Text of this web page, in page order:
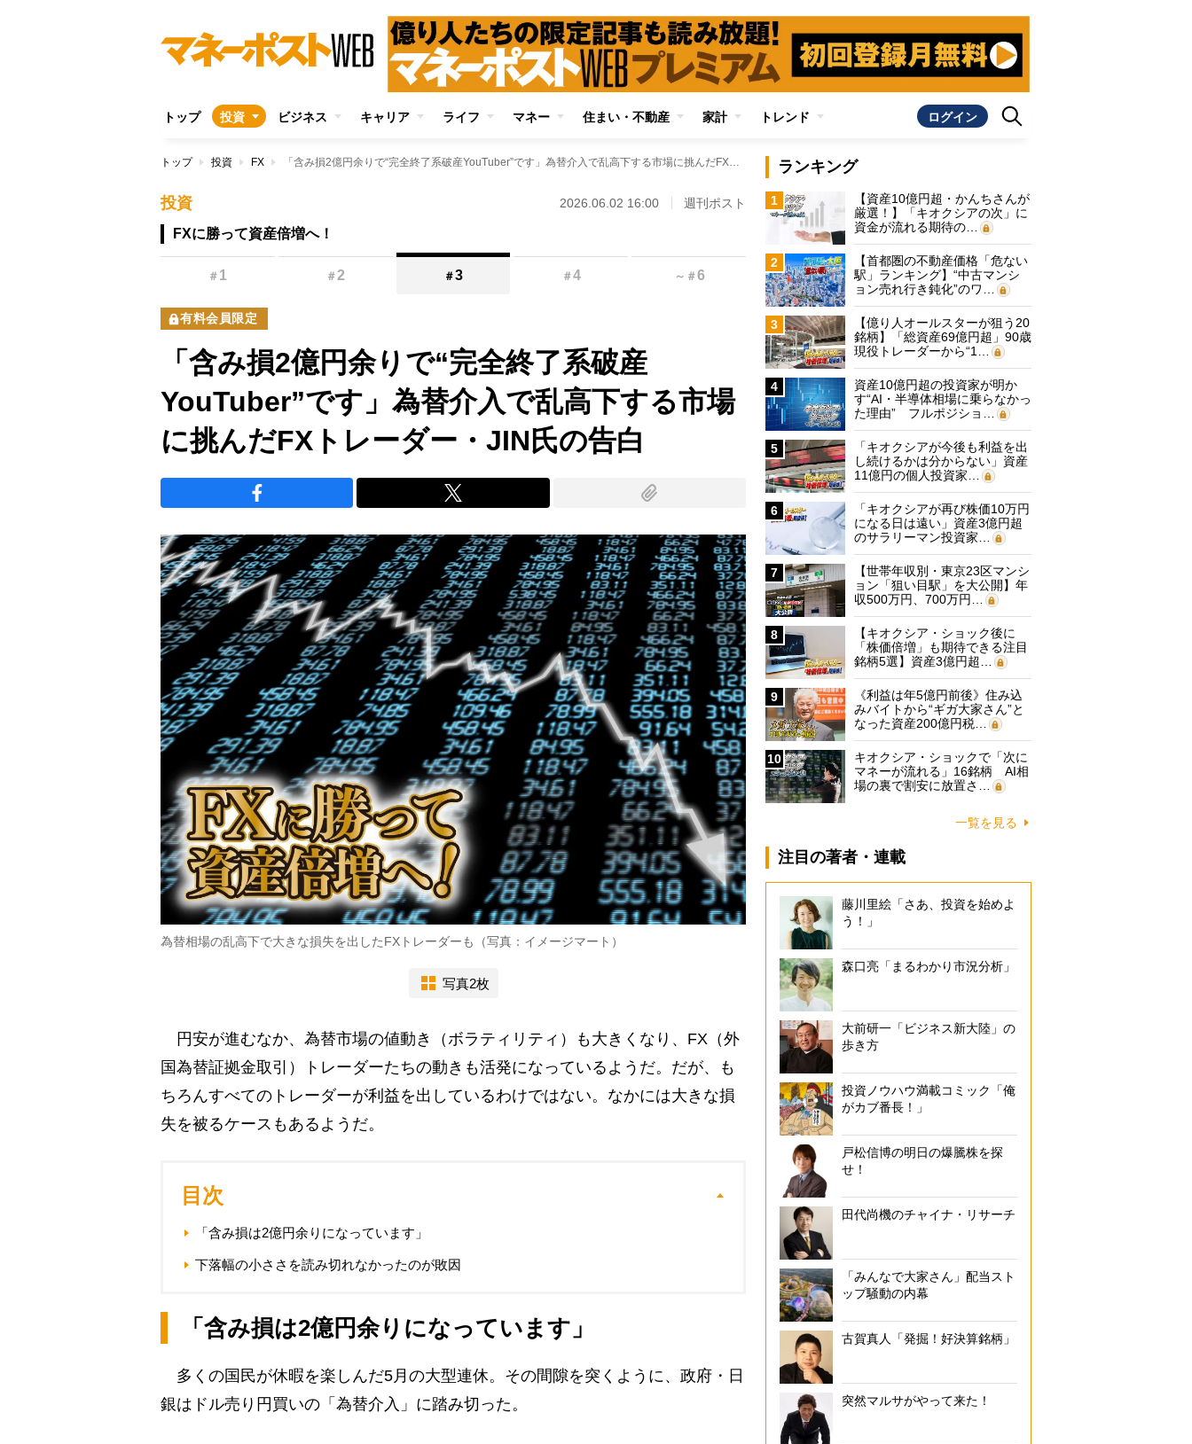
トップ 投資 ビジネス キャリア ライフ マネー 住まい・不動産 家計 トレンド ログイン
トップ 投資 FX 「含み損2億円余りで“完全終了系破産YouTuber”です」為替介入で乱高下する市場に挑んだFXトレーダー・JIN氏の告白
投資 2026.06.02 16:00 週刊ポスト
FXに勝って資産倍増へ！
＃ 1 ＃2 ＃3 ＃4 ～ ＃6
有料会員限定
「含み損2億円余りで“完全終了系破産
YouTuber”です」為替介入で乱高下する市場
に挑んだFXトレーダー・JIN氏の告白
為替相場の乱高下で大きな損失を出したFXトレーダーも（写真：イメージマート）
写真2枚
円安が進むなか、為替市場の値動き（ボラティリティ）も大きくなり、FX（外
国為替証拠金取引）トレーダーたちの動きも活発になっているようだ。だが、も
ちろんすべてのトレーダーが利益を出しているわけではない。なかには大きな損
失を被るケースもあるようだ。
目次
「含み損は2億円余りになっています」
下落幅の小ささを読み切れなかったのが敗因
「含み損は2億円余りになっています」
多くの国民が休暇を楽しんだ5月の大型連休。その間隙を突くように、政府・日
銀はドル売り円買いの「為替介入」に踏み切った。
ランキング
1
【資産10億円超・かんちさんが
厳選！】「キオクシアの次」に
資金が流れる期待の…
2
【首都圏の不動産価格「危ない
駅」ランキング】“中古マンシ
ョン売れ行き鈍化”のワ…
3
【億り人オールスターが狙う20
銘柄】「総資産69億円超」90歳
現役トレーダーから“1…
4
資産10億円超の投資家が明か
す“AI・半導体相場に乗らなかっ
た理由” フルポジショ…
5
「キオクシアが今後も利益を出
し続けるかは分からない」資産
11億円の個人投資家…
6
「キオクシアが再び株価10万円
になる日は遠い」資産3億円超
のサラリーマン投資家…
7
【世帯年収別・東京23区マンシ
ョン「狙い目駅」を大公開】年
収500万円、700万円…
8
【キオクシア・ショック後に
「株価倍増」も期待できる注目
銘柄5選】資産3億円超…
9
《利益は年5億円前後》住み込
みバイトから“ギガ大家さん”と
なった資産200億円税…
10
キオクシア・ショックで「次に
マネーが流れる」16銘柄 AI相
場の裏で割安に放置さ…
一覧を見る
注目の著者・連載
藤川里絵「さあ、投資を始めよ
う！」
森口亮「まるわかり市況分析」
大前研一「ビジネス新大陸」の
歩き方
投資ノウハウ満載コミック「俺
がカブ番長！」
戸松信博の明日の爆騰株を探
せ！
田代尚機のチャイナ・リサーチ
「みんなで大家さん」配当スト
ップ騒動の内幕
古賀真人「発掘！好決算銘柄」
突然マルサがやって来た！